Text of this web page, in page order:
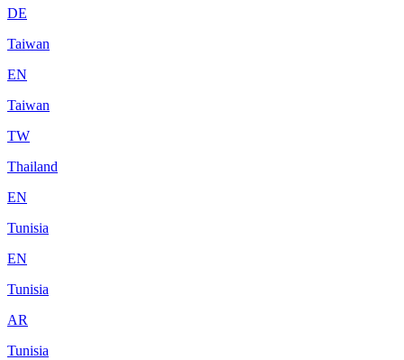
DE
Taiwan
EN
Taiwan
TW
Thailand
EN
Tunisia
EN
Tunisia
AR
Tunisia